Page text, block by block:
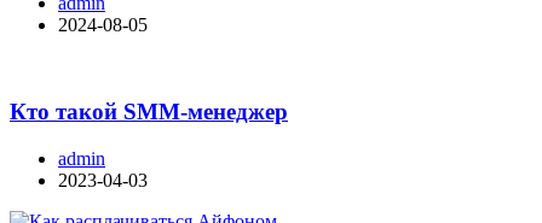
2024-08-05
Кто такой SMM-менеджер
admin
2023-04-03